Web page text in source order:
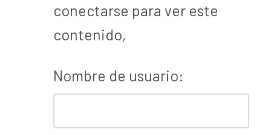
conectarse para ver este
contenido,
Nombre de usuario: